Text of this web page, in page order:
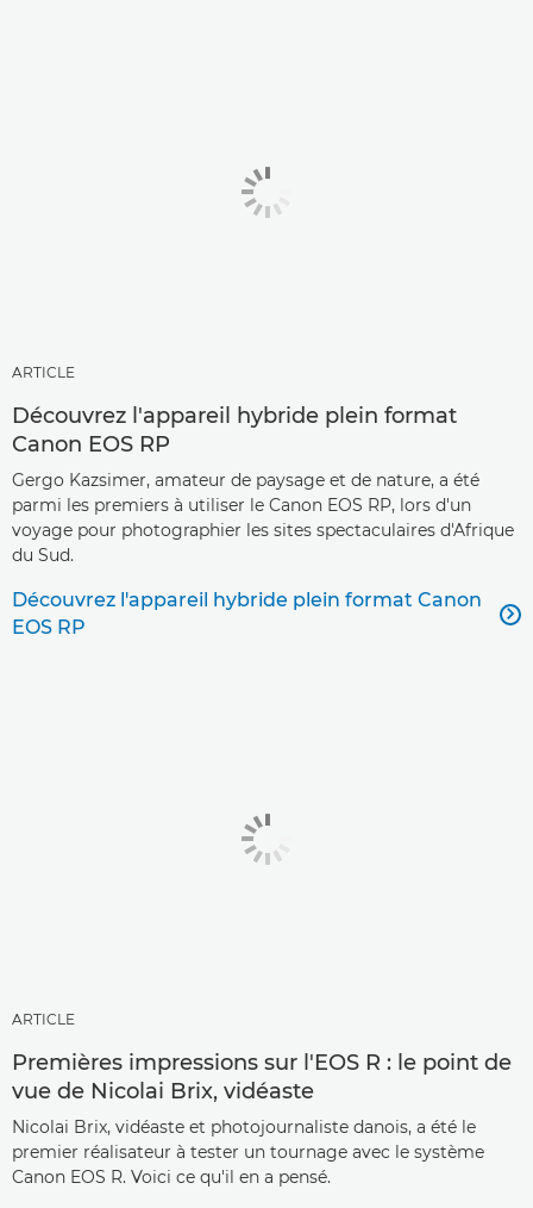
ARTICLE
Découvrez l'appareil hybride plein format
Canon EOS RP
Gergo Kazsimer, amateur de paysage et de nature, a été
parmi les premiers à utiliser le Canon EOS RP, lors d'un
voyage pour photographier les sites spectaculaires d'Afrique
du Sud.
Découvrez l'appareil hybride plein format Canon
EOS RP

ARTICLE
Premières impressions sur l'EOS R : le point de
vue de Nicolai Brix, vidéaste
Nicolai Brix, vidéaste et photojournaliste danois, a été le
premier réalisateur à tester un tournage avec le système
Canon EOS R. Voici ce qu'il en a pensé.